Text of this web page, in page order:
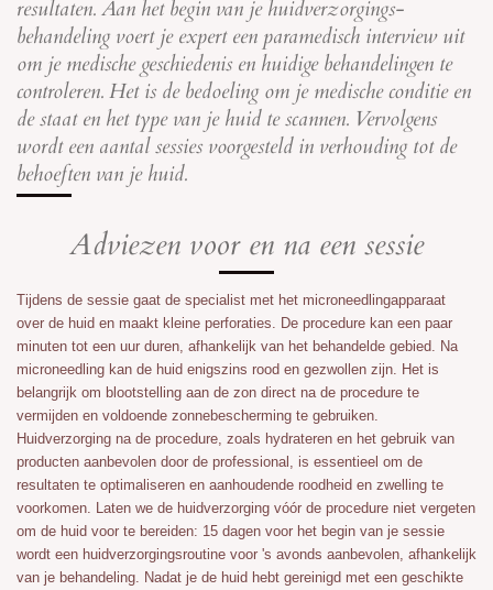
resultaten. Aan het begin van je huidverzorgings-
behandeling voert je expert een paramedisch interview uit
om je medische geschiedenis en huidige behandelingen te
controleren. Het is de bedoeling om je medische conditie en
de staat en het type van je huid te scannen. Vervolgens
wordt een aantal sessies voorgesteld in verhouding tot de
behoeften van je huid.
Adviezen voor en na een sessie
Tijdens de sessie gaat de specialist met het microneedlingapparaat
over de huid en maakt kleine perforaties. De procedure kan een paar
minuten tot een uur duren, afhankelijk van het behandelde gebied. Na
microneedling kan de huid enigszins rood en gezwollen zijn. Het is
belangrijk om blootstelling aan de zon direct na de procedure te
vermijden en voldoende zonnebescherming te gebruiken.
Huidverzorging na de procedure, zoals hydrateren en het gebruik van
producten aanbevolen door de professional, is essentieel om de
resultaten te optimaliseren en aanhoudende roodheid en zwelling te
voorkomen. Laten we de huidverzorging vóór de procedure niet vergeten
om de huid voor te bereiden: 15 dagen voor het begin van je sessie
wordt een huidverzorgingsroutine voor 's avonds aanbevolen, afhankelijk
van je behandeling. Nadat je de huid hebt gereinigd met een geschikte